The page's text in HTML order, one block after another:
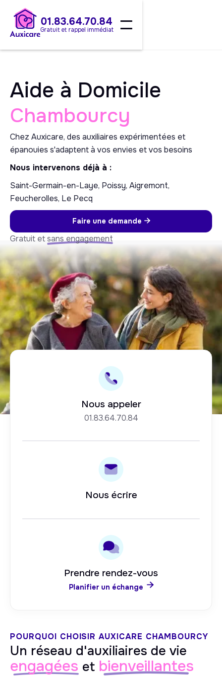
01.83.64.70.84
Gratuit et rappel immédiat
Aide à Domicile
Chambourcy
Chez Auxicare, des auxiliaires expérimentées et
épanouies s'adaptent à vos envies et vos besoins
Nous intervenons déjà à :
Saint-Germain-en-Laye, Poissy, Aigremont,
Feucherolles, Le Pecq
Faire une demande 
Gratuit etsans engagement
Nous appeler
01.83.64.70.84
Nous écrire
Prendre rendez-vous
Planifier un échange 
POURQUOI CHOISIR AUXICARE CHAMBOURCY
Un réseau d'auxiliaires de vie
engagées et bienveillantes